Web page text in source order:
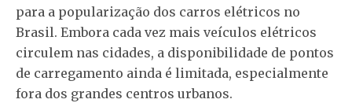
para a popularização dos carros elétricos no
Brasil. Embora cada vez mais veículos elétricos
circulem nas cidades, a disponibilidade de pontos
de carregamento ainda é limitada, especialmente
fora dos grandes centros urbanos.